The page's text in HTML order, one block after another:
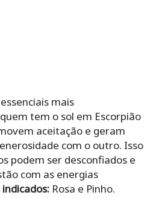
mais
tem o sol em Escorpião
aceitação e geram
com o outro. Isso
podem ser desconfiados e
com as energias
indicados: Rosa e Pinho.